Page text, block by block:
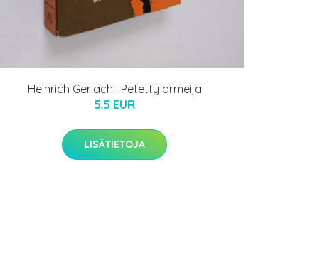
Heinrich Gerlach : Petetty armeija
5.5 EUR
LISÄTIETOJA